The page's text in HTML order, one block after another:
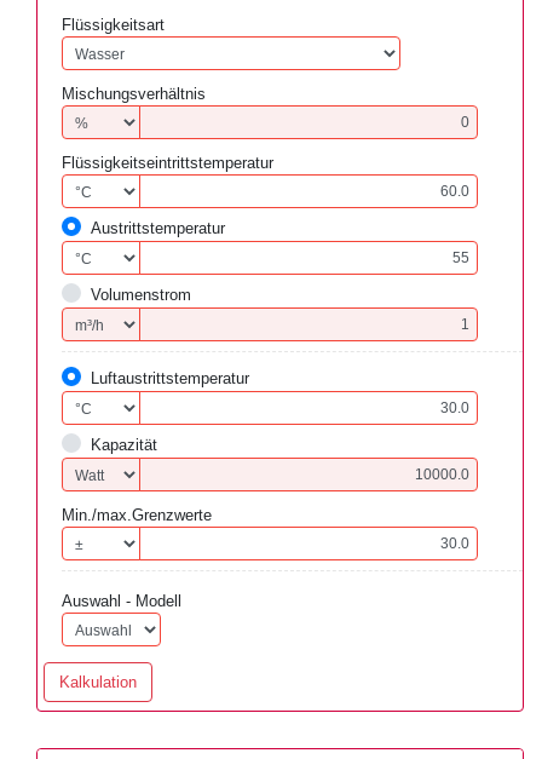
Flüssigkeitsart
Mischungsverhältnis
Flüssigkeitseintrittstemperatur
Austrittstemperatur
Volumenstrom
Luftaustrittstemperatur
Kapazität
Min./max.Grenzwerte
Auswahl - Modell
Kalkulation